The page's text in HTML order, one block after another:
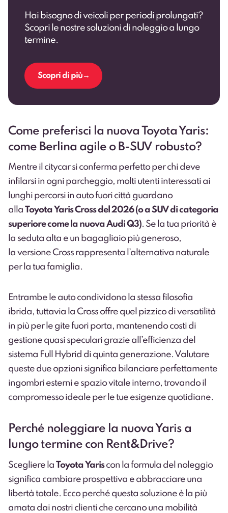
Hai bisogno di veicoli per periodi prolungati?
Scopri le nostre soluzioni di noleggio a lungo
termine.
Scopri di più
Come preferisci la nuova Toyota Yaris:
come Berlina agile o B-SUV robusto?
Mentre il citycar si conferma perfetto per chi deve
infilarsi in ogni parcheggio, molti utenti interessati ai
lunghi percorsi in auto fuori città guardano
alla Toyota Yaris Cross del 2026 (o a SUV di categoria
superiore come la nuova Audi Q3). Se la tua priorità è
la seduta alta e un bagagliaio più generoso,
la versione Cross rappresenta l’alternativa naturale
per la tua famiglia.
Entrambe le auto condividono la stessa filosofia
ibrida, tuttavia la Cross offre quel pizzico di versatilità
in più per le gite fuori porta, mantenendo costi di
gestione quasi speculari grazie all’efficienza del
sistema Full Hybrid di quinta generazione. Valutare
queste due opzioni significa bilanciare perfettamente
ingombri esterni e spazio vitale interno, trovando il
compromesso ideale per le tue esigenze quotidiane.
Perché noleggiare la nuova Yaris a
lungo termine con Rent&Drive?
Scegliere la Toyota Yariscon la formula del noleggio
significa cambiare prospettiva e abbracciare una
libertà totale. Ecco perché questa soluzione è la più
amata dai nostri clienti che cercano una mobilità